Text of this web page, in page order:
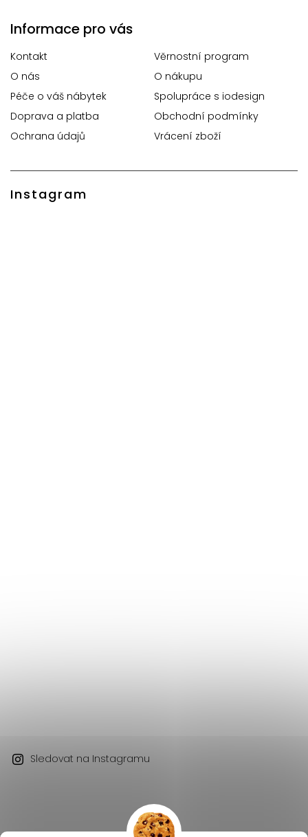
Informace pro vás
Kontakt
Věrnostní program
O nás
O nákupu
Péče o váš nábytek
Spolupráce s iodesign
Doprava a platba
Obchodní podmínky
Ochrana údajů
Vrácení zboží
Instagram
Sledovat na Instagramu